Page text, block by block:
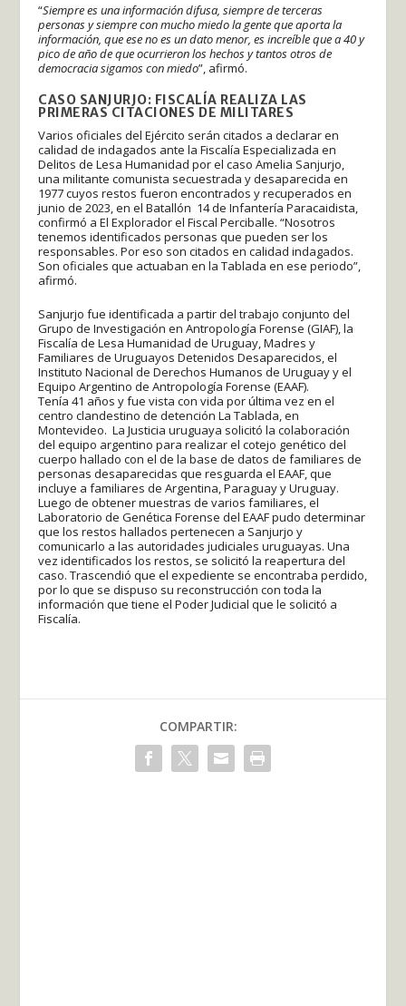
“Siempre es una información difusa, siempre de terceras
personas y siempre con mucho miedo la gente que aporta la
información, que ese no es un dato menor, es increíble que a 40 y
pico de año de que ocurrieron los hechos y tantos otros de
democracia sigamos con miedo”, afirmó.
CASO SANJURJO: FISCALÍA REALIZA LAS
PRIMERAS CITACIONES DE MILITARES
Varios oficiales del Ejército serán citados a declarar en
calidad de indagados ante la Fiscalía Especializada en
Delitos de Lesa Humanidad por el caso Amelia Sanjurjo,
una militante comunista secuestrada y desaparecida en
1977 cuyos restos fueron encontrados y recuperados en
junio de 2023, en el Batallón 14 de Infantería Paracaidista,
confirmó a El Explorador el Fiscal Perciballe. “Nosotros
tenemos identificados personas que pueden ser los
responsables. Por eso son citados en calidad indagados.
Son oficiales que actuaban en la Tablada en ese periodo”,
afirmó.
Sanjurjo fue identificada a partir del trabajo conjunto del
Grupo de Investigación en Antropología Forense (GIAF), la
Fiscalía de Lesa Humanidad de Uruguay, Madres y
Familiares de Uruguayos Detenidos Desaparecidos, el
Instituto Nacional de Derechos Humanos de Uruguay y el
Equipo Argentino de Antropología Forense (EAAF).
Tenía 41 años y fue vista con vida por última vez en el
centro clandestino de detención La Tablada, en
Montevideo. La Justicia uruguaya solicitó la colaboración
del equipo argentino para realizar el cotejo genético del
cuerpo hallado con el de la base de datos de familiares de
personas desaparecidas que resguarda el EAAF, que
incluye a familiares de Argentina, Paraguay y Uruguay.
Luego de obtener muestras de varios familiares, el
Laboratorio de Genética Forense del EAAF pudo determinar
que los restos hallados pertenecen a Sanjurjo y
comunicarlo a las autoridades judiciales uruguayas. Una
vez identificados los restos, se solicitó la reapertura del
caso. Trascendió que el expediente se encontraba perdido,
por lo que se dispuso su reconstrucción con toda la
información que tiene el Poder Judicial que le solicitó a
Fiscalía.
COMPARTIR: